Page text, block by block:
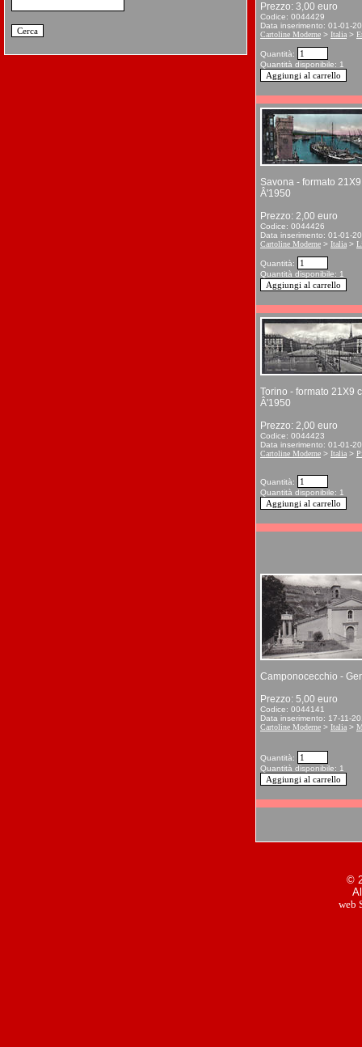
Prezzo: 3,00 euro
Codice: 0044429
Data inserimento: 01-01-
Cartoline Moderne > Italia >
Quantità:
Quantità disponibile: 1
Savona - formato
Â'1950
Prezzo: 2,00 euro
Codice: 0044426
Data inserimento: 01-01-
Cartoline Moderne > Italia >
Quantità:
Quantità disponibile: 1
Torino - formato 21X9
Â'1950
Prezzo: 2,00 euro
Codice: 0044423
Data inserimento: 01-01-
Cartoline Moderne > Italia >
Quantità:
Quantità disponibile: 1
Camponocecchio -
Prezzo: 5,00 euro
Codice: 0044141
Data inserimento: 17-11-
Cartoline Moderne > Italia >
Quantità:
Quantità disponibile: 1
©
web